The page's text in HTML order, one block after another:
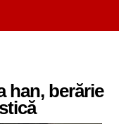
han, berărie